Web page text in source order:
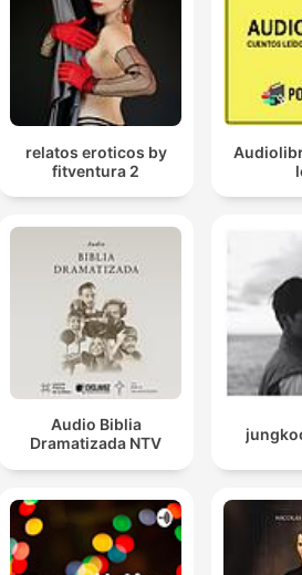
relatos eroticos by
fitventura 2
Audio Biblia
Dramatizada NTV